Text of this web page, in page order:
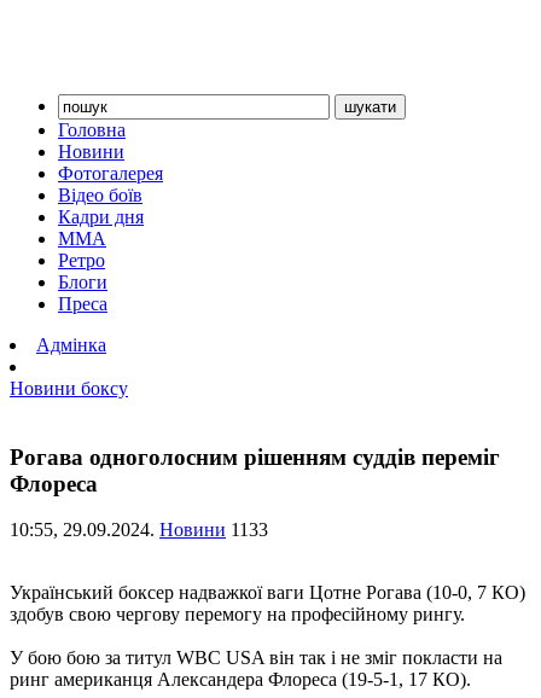
Головна
Новини
Фотогалерея
Відео боїв
Кадри дня
ММА
Ретро
Блоги
Преса
Адмінка
Новини боксу
Рогава одноголосним рішенням суддів переміг
Флореса
10:55, 29.09.2024. Новини 1133
Український боксер надважкої ваги Цотне Рогава (10-0, 7 КО)
здобув свою чергову перемогу на професійному рингу.
У бою бою за титул WBC USA він так і не зміг покласти на
ринг американця Александера Флореса (19-5-1, 17 КО).